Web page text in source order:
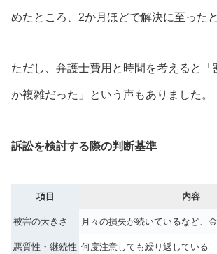
めたところ、2か月ほどで解決に至った
ただし、弁護士費用と時間を考えると「
か複雑だった」という声もありました。
訴訟を検討する際の判断基準
項目 内容
被害の大きさ 月々の損失が続いているなど、
悪質性・継続性 何度注意しても繰り返している